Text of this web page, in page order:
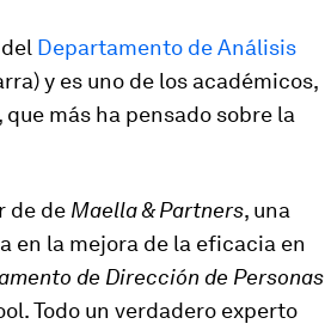
Departamento de Análisis
y es uno de los académicos,
más ha pensado sobre la
de de Maella & Partners, una
en la mejora de la eficacia en
de Dirección de Personas
Todo un verdadero experto